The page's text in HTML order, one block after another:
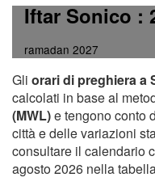
Iftar Sonico:
ramadan 2027
Gli orari di preghiera a
calcolati in base al
(MWL)e tengono conto
città e delle variazioni
consultare il calendario
agosto 2026 nella